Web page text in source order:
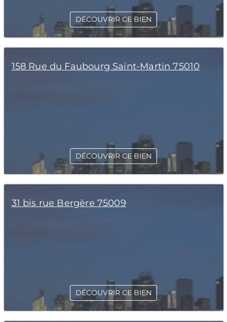
DÉCOUVRIR CE BIEN
158 Rue du Faubourg Saint-Martin 75010
DÉCOUVRIR CE BIEN
31 bis rue Bergère 75009
DÉCOUVRIR CE BIEN